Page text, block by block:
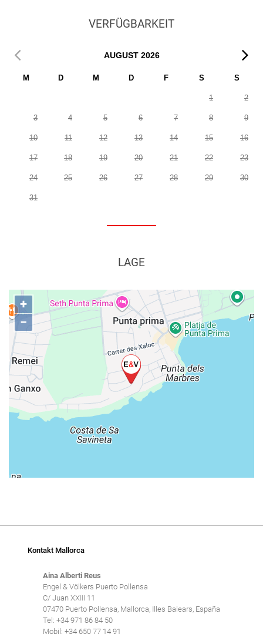
VERFÜGBARKEIT
AUGUST 2026
M D M D F S S
1 2
3 4 5 6 7 8 9
10 11 12 13 14 15 16
17 18 19 20 21 22 23
24 25 26 27 28 29 30
31
LAGE
+
−
Kontakt Mallorca
Aina Alberti Reus
Engel & Völkers Puerto Pollensa
C/ Juan XXIII 11
07470 Puerto Pollensa, Mallorca, Illes Balears, España
Tel: +34 971 86 84 50
Mobil: +34 650 77 14 91